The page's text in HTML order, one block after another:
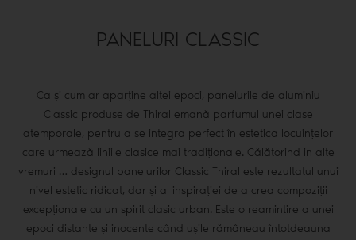
PANELURI CLASSIC
Ca și cum ar aparține altei epoci, panelurile de aluminiu
Classic produse de Thiral emană parfumul unei clase
atemporale, pentru a se integra perfect în estetica locuințelor
care urmează liniile clasice mai tradiționale. Călătorind in alte
vremuri … designul panelurilor Classic Thiral este rezultatul unui
nivel estetic ridicat, dar și al inspirației de a crea compoziții
excepționale cu un spirit clasic urban. Este o reamintire a unei
epoci distante și inocente când ușile rămâneau întotdeauna